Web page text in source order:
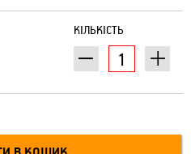
КІЛЬКІСТЬ